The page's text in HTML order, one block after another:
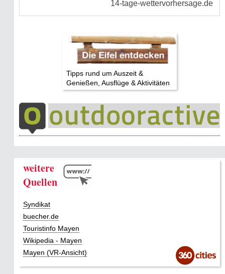
Tipps rund um Auszeit &
Genießen, Ausflüge & Aktivitäten
weitere
Quellen
Syndikat
buecher.de
Touristinfo Mayen
Wikipedia - Mayen
Mayen (VR-Ansicht)